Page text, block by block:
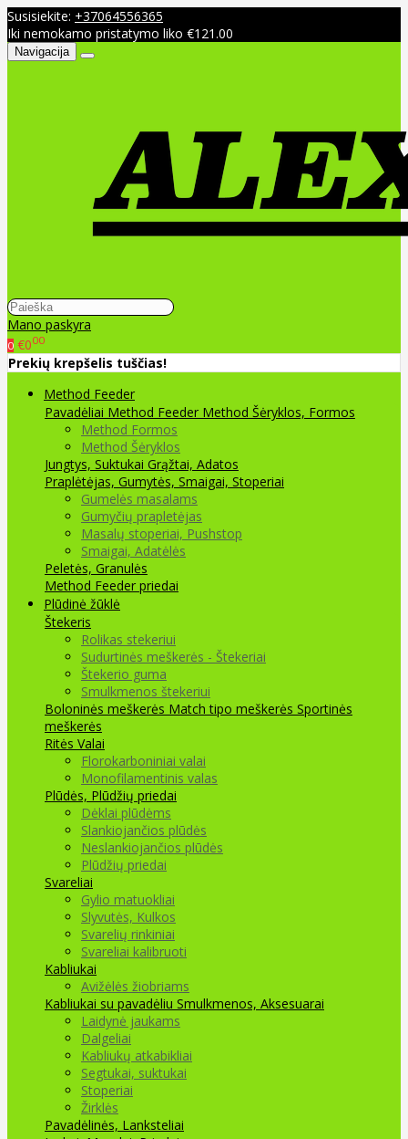
Susisiekite: +37064556365
Iki nemokamo pristatymo liko €121.00
Navigacija
Mano paskyra
0 €000
Prekių krepšelis tuščias!
Method Feeder
Pavadėliai Method Feeder Method Šėryklos, Formos
Method Formos
Method Šėryklos
Jungtys, Suktukai Grąžtai, Adatos
Praplėtėjas, Gumytės, Smaigai, Stoperiai
Gumelės masalams
Gumyčių prapletėjas
Masalų stoperiai, Pushstop
Smaigai, Adatėlės
Peletės, Granulės
Method Feeder priedai
Plūdinė žūklė
Štekeris
Rolikas stekeriui
Sudurtinės meškerės - Štekeriai
Štekerio guma
Smulkmenos štekeriui
Boloninės meškerės Match tipo meškerės Sportinės
meškerės
Ritės Valai
Florokarboniniai valai
Monofilamentinis valas
Plūdės, Plūdžių priedai
Dėklai plūdėms
Slankiojančios plūdės
Neslankiojančios plūdės
Plūdžių priedai
Svareliai
Gylio matuokliai
Slyvutės, Kulkos
Svarelių rinkiniai
Svareliai kalibruoti
Kabliukai
Avižėlės žiobriams
Kabliukai su pavadėliu Smulkmenos, Aksesuarai
Laidynė jaukams
Dalgeliai
Kabliukų atkabikliai
Segtukai, suktukai
Stoperiai
Žirklės
Pavadėlinės, Lanksteliai